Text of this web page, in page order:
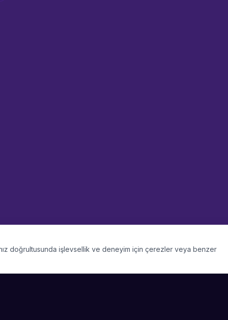
doğrultusunda işlevsellik ve deneyim için çerezler veya benzer